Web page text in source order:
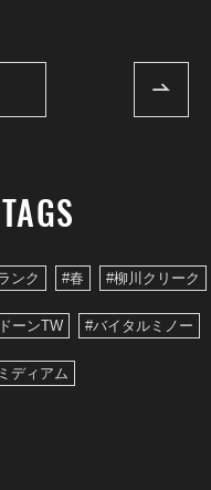
ンク #春 #柳川クリーク
ーンTW #バイタルミノー
ディアム